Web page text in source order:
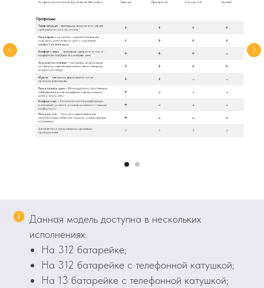
Данная модель доступна в нескольких
исполнениях:
На 312 батарейке;
На 312 батарейке с телефонной катушкой;
На 13 батарейке с телефонной катушкой;